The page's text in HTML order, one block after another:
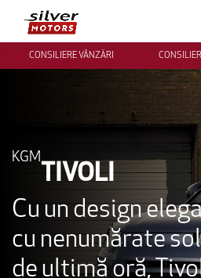
CONSILIERE VÂNZĂRI
KGM
TIVOLI
Cu un design
cu nenumărate
de ultimă oră,